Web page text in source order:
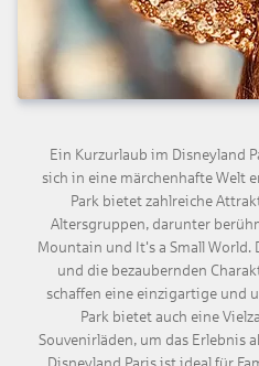
Ein Kurzurlaub im Disneyland
sich in eine märchenhafte Welt
Park bietet zahlreiche
Altersgruppen, darunter
Mountain und It's a Small World.
und die bezaubernden
schaffen eine einzigartige und
Park bietet auch eine
Souvenirläden, um das Erlebnis